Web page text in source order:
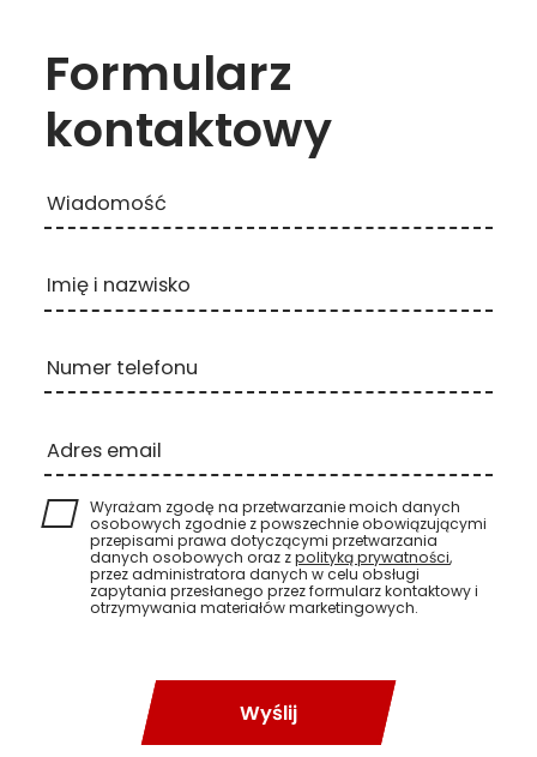
Formularz
kontaktowy
Wiadomość
Imię i nazwisko
Numer telefonu
Adres email
Wyrażam zgodę na przetwarzanie moich danych
osobowych zgodnie z powszechnie obowiązującymi
przepisami prawa dotyczącymi przetwarzania
danych osobowych oraz zpolityką prywatności,
przez administratora danych w celu obsługi
zapytania przesłanego przez formularz kontaktowy i
otrzymywania materiałów marketingowych.
Wyślij